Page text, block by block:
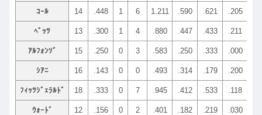
ｺｰﾙ 14 .448 1 6 1.211 .590 .621 .205
ﾍﾞｯﾂ 13 .300 1 4 .880 .447 .433 .211
ｱﾙﾌｫﾝｿﾞ 15 .250 0 3 .583 .250 .333 .000
ｼｱﾆ 16 .143 0 0 .493 .314 .179 .200
ﾌｨｯﾂｼﾞｪﾗﾙﾄﾞ 18 .333 0 7 .945 .412 .533 .118
ｳｫｰﾄﾞ 12 .156 0 2 .401 .182 .219 .030